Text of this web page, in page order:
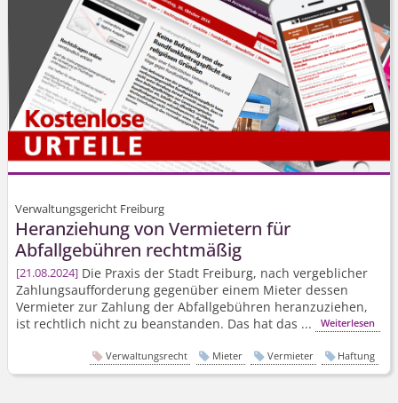
Verwaltungsgericht Freiburg
Heranziehung von Vermietern für
Abfallgebühren rechtmäßig
21.08.2024 Die Praxis der Stadt Freiburg, nach vergeblicher
Zahlungs­aufforderung gegenüber einem Mieter dessen
Vermieter zur Zahlung der Abfallgebühren heranzuziehen,
ist rechtlich nicht zu beanstanden. Das hat das ...
Weiterlesen
Verwaltungsrecht Mieter Vermieter Haftung